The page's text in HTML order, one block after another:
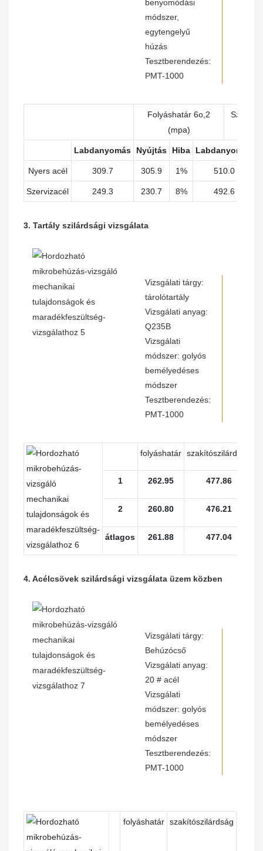
benyomódási
módszer,
egytengelyű
húzás
Tesztberendezés:
PMT-1000
Folyáshatár 6o,2
(mpa)
Labdanyomás Nyújtás Hiba Labdanyomás
Nyers acél 309.7 305.9 1% 510.0
Szervizacél 249.3 230.7 8% 492.6
3. Tartály szilárdsági vizsgálata
Vizsgálati tárgy:
tárolótartály
Vizsgálati anyag:
Q235B
Vizsgálati
módszer: golyós
bemélyedéses
módszer
Tesztberendezés:
PMT-1000
folyáshatár szakítószilárdság
1 262.95 477.86
2 260.80 476.21
átlagos 261.88 477.04
4. Acélcsövek szilárdsági vizsgálata üzem közben
Vizsgálati tárgy:
Behúzócső
Vizsgálati anyag:
20 # acél
Vizsgálati
módszer: golyós
bemélyedéses
módszer
Tesztberendezés:
PMT-1000
folyáshatár szakítószilárdság